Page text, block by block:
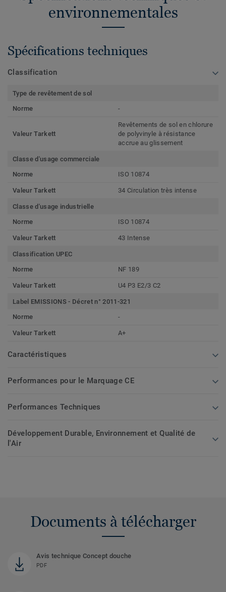
environnementales
Spécifications techniques
Classification
Type de revêtement de sol
Norme
-
Valeur Tarkett
Revêtements de sol en chlorure
de polyvinyle à résistance
accrue au glissement
Classe d'usage commerciale
Norme
ISO 10874
Valeur Tarkett 34 Circulation très intense
Classe d'usage industrielle
Norme
ISO 10874
Valeur Tarkett 43 Intense
Classification UPEC
Norme
NF 189
Valeur Tarkett U4 P3 E2/3 C2
Label EMISSIONS - Décret n° 2011-321
Norme
-
Valeur Tarkett A+
Caractéristiques
Performances pour le Marquage CE
Performances Techniques
Développement Durable, Environnement et Qualité de
l'Air
Documents à télécharger
Avis technique Concept douche
PDF